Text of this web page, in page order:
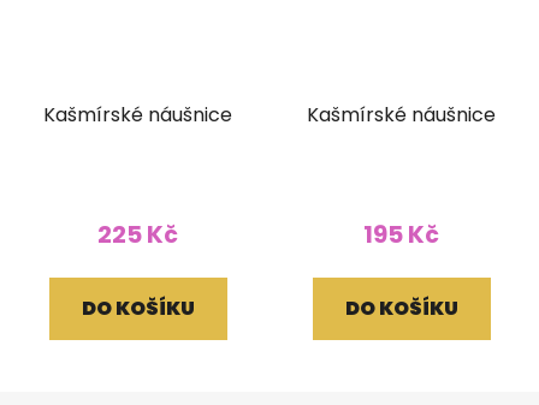
Kašmírské náušnice
225 Kč
DO KOŠÍKU
Kašmírské náušnice
195 Kč
DO KOŠÍKU